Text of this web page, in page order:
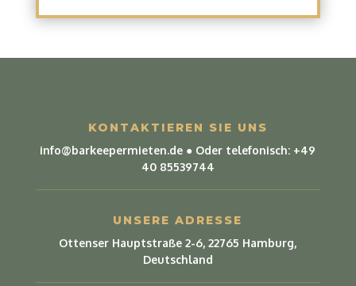
KONTAKTIEREN SIE UNS
info@barkeepermieten.de ● Oder telefonisch: +49
40 85539744
UNSERE ADRESSE
Ottenser Hauptstraße 2-6, 22765 Hamburg,
Deutschland